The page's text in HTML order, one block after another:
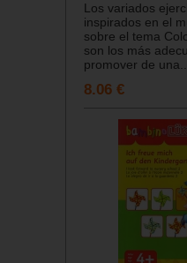
Los variados
inspirados en el
sobre el tema
son los más
promover de
8.06 €